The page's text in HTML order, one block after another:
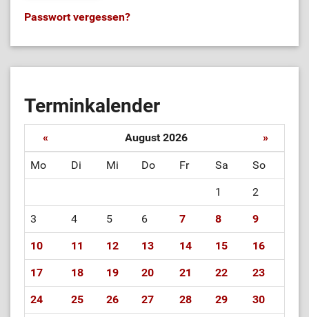
Passwort vergessen?
Terminkalender
« August 2026 »
Mo Di Mi Do Fr Sa So
1 2
3 4 5 6 7 8 9
10 11 12 13 14 15 16
17 18 19 20 21 22 23
24 25 26 27 28 29 30